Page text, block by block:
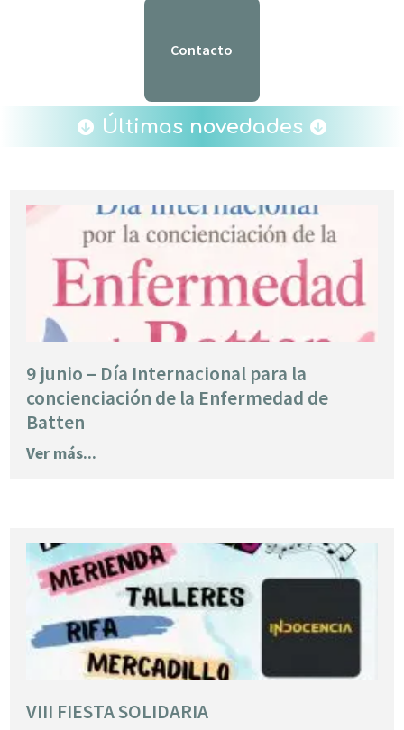
Contacto
Últimas novedades
9 junio – Día Internacional para la
concienciación de la Enfermedad de
Batten
Ver más...
VIII FIESTA SOLIDARIA